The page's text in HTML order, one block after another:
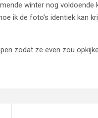
winter nog voldoende
ik de foto’s identiek kan
zodat ze even zou